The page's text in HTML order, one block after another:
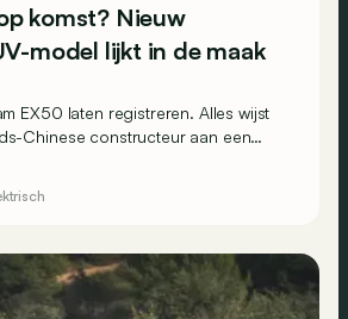
komst? Nieuw
model lijkt in de maak
EX50 laten registreren. Alles wijst
Chinese constructeur aan een